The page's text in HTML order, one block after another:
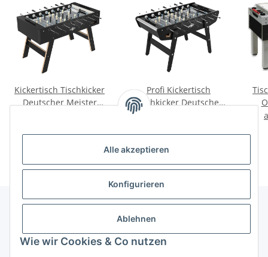
Alle akzeptieren
Konfigurieren
Ablehnen
Wie wir Cookies & Co nutzen
Kickertisch Tischkicker
Deutscher Meister
Profi Kickertisch
Tischkicker Deutscher
Informationen